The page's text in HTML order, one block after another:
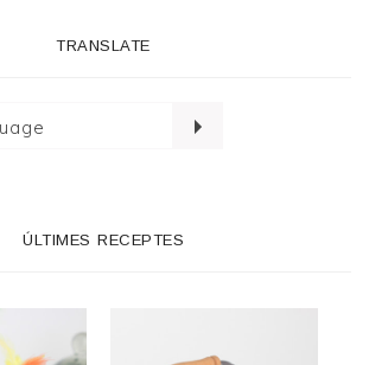
TRANSLATE
ÚLTIMES RECEPTES